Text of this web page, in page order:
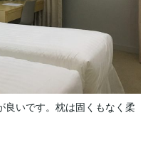
良いです。枕は固くもなく柔